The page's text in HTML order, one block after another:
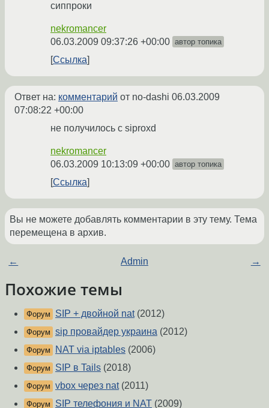
сиппроки
nekromancer
06.03.2009 09:37:26 +00:00 автор топика
Ссылка
Ответ на: комментарий от no-dashi 06.03.2009
07:08:22 +00:00
не получилось с siproxd
nekromancer
06.03.2009 10:13:09 +00:00 автор топика
Ссылка
Вы не можете добавлять комментарии в эту тему. Тема
перемещена в архив.
← Admin →
Похожие темы
Форум SIP + двойной nat(2012)
Форум sip провайдер украина (2012)
Форум NAT via iptables (2006)
Форум SIP в Tails (2018)
Форум vbox через nat(2011)
Форум SIP телефония и NAT (2009)